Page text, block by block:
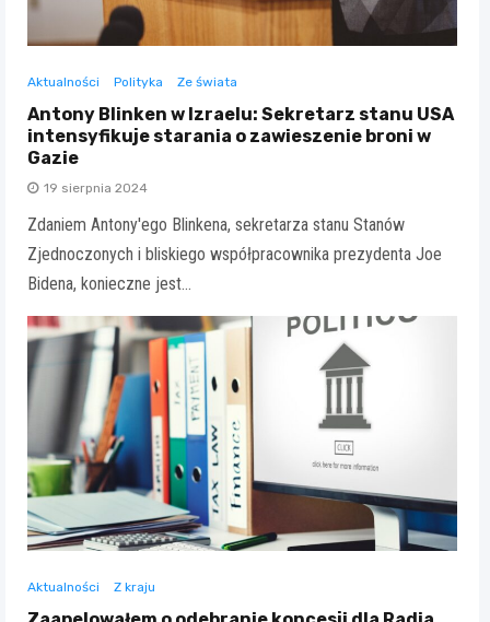
Aktualności Polityka Ze świata
Antony Blinken w Izraelu: Sekretarz stanu USA
intensyfikuje starania o zawieszenie broni w
Gazie
19 sierpnia 2024
Zdaniem Antony'ego Blinkena, sekretarza stanu Stanów
Zjednoczonych i bliskiego współpracownika prezydenta Joe
Bidena, konieczne jest…
Aktualności Z kraju